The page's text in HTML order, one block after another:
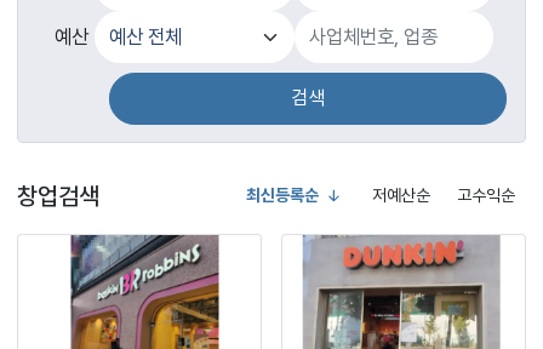
예산
검색
창업검색 최신등록순 저예산순 고수익순